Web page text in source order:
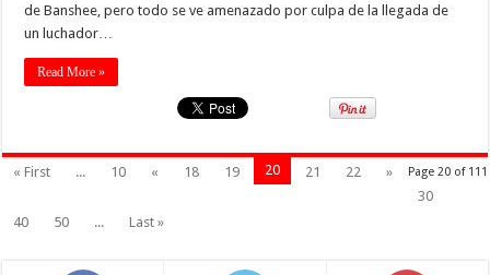
de Banshee, pero todo se ve amenazado por culpa de la llegada de
un luchador…
Read More »
Page 20 of 111
« First ... 10 « 18 19 20 21 22
»
30
40
50 ... Last »